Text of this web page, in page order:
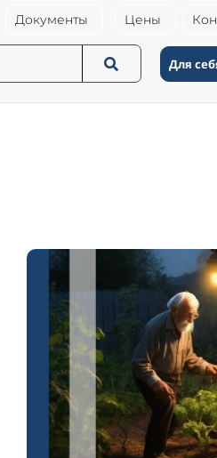
Документы Цены
Для